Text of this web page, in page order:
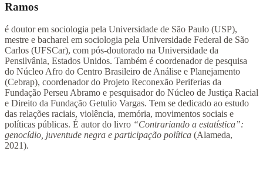
Ramos
é doutor em sociologia pela Universidade de São Paulo (USP),
mestre e bacharel em sociologia pela Universidade Federal de São
Carlos (UFSCar), com pós-doutorado na Universidade da
Pensilvânia, Estados Unidos. Também é coordenador de pesquisa
do Núcleo Afro do Centro Brasileiro de Análise e Planejamento
(Cebrap), coordenador do Projeto Reconexão Periferias da
Fundação Perseu Abramo e pesquisador do Núcleo de Justiça Racial
e Direito da Fundação Getulio Vargas. Tem se dedicado ao estudo
das relações raciais, violência, memória, movimentos sociais e
políticas públicas. É autor do livro “Contrariando a estatística”:
genocídio, juventude negra e participação política (Alameda,
2021).